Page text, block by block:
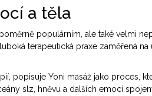
a těla
populárním, ale také velmi
terapeutická praxe zaměřená
popisuje Yoni masáž jako proces,
slz, hněvu a dalších emocí